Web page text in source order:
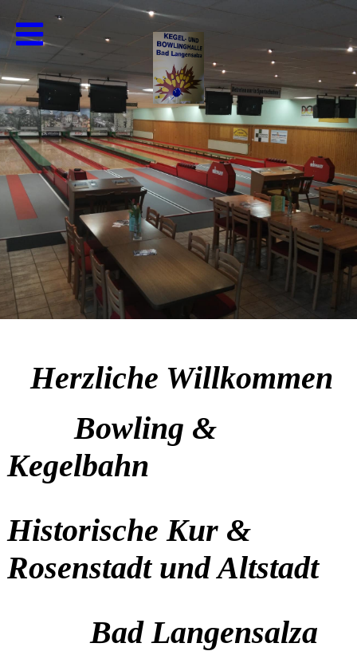
Herzliche Willkommen
Bowling &
Kegelbahn
Historische Kur &
Rosenstadt und Altstadt
Bad Langensalza